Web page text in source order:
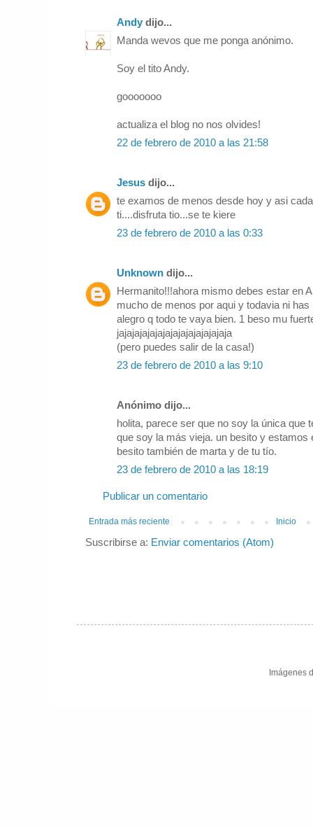
Andy dijo...
Manda wevos que me ponga anónimo.
Soy el tito Andy.
gooooooo
actualiza el blog no nos olvides!
22 de febrero de 2010 a las 21:58
Jesus dijo...
te examos de menos desde hoy y asi
ti....disfruta tio...se te kiere
23 de febrero de 2010 a las 0:33
Unknown dijo...
Hermanito!!!ahora mismo debes estar en
mucho de menos por aqui y todavia ni
alegro q todo te vaya bien. 1 beso mu
jajajajajajajajajajajajajajaja
(pero puedes salir de la casa!)
23 de febrero de 2010 a las 9:10
Anónimo dijo...
holita, parece ser que no soy la única que
que soy la más vieja. un besito y estamos
besito también de marta y de tu tío.
23 de febrero de 2010 a las 18:19
Publicar un comentario
Entrada más reciente Inicio
Suscribirse a: Enviar comentarios (Atom)
Imágenes